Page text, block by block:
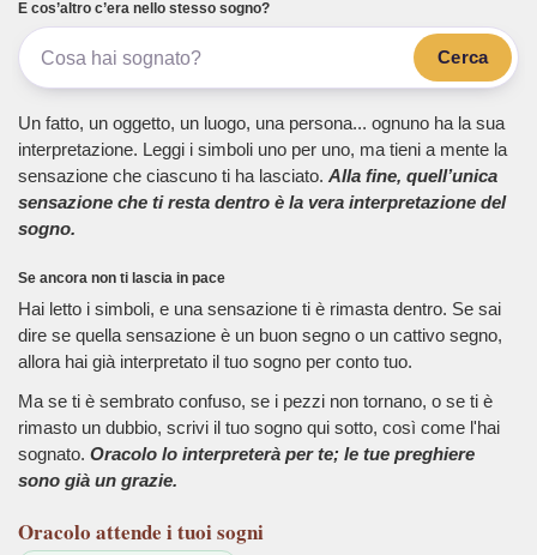
E cos’altro c’era nello stesso sogno?
Cerca
Un fatto, un oggetto, un luogo, una persona... ognuno ha la sua
interpretazione. Leggi i simboli uno per uno, ma tieni a mente la
sensazione che ciascuno ti ha lasciato. Alla fine, quell’unica
sensazione che ti resta dentro è la vera interpretazione del
sogno.
Se ancora non ti lascia in pace
Hai letto i simboli, e una sensazione ti è rimasta dentro. Se sai
dire se quella sensazione è un buon segno o un cattivo segno,
allora hai già interpretato il tuo sogno per conto tuo.
Ma se ti è sembrato confuso, se i pezzi non tornano, o se ti è
rimasto un dubbio, scrivi il tuo sogno qui sotto, così come l'hai
sognato. Oracolo lo interpreterà per te; le tue preghiere
sono già un grazie.
Oracolo attende i tuoi sogni